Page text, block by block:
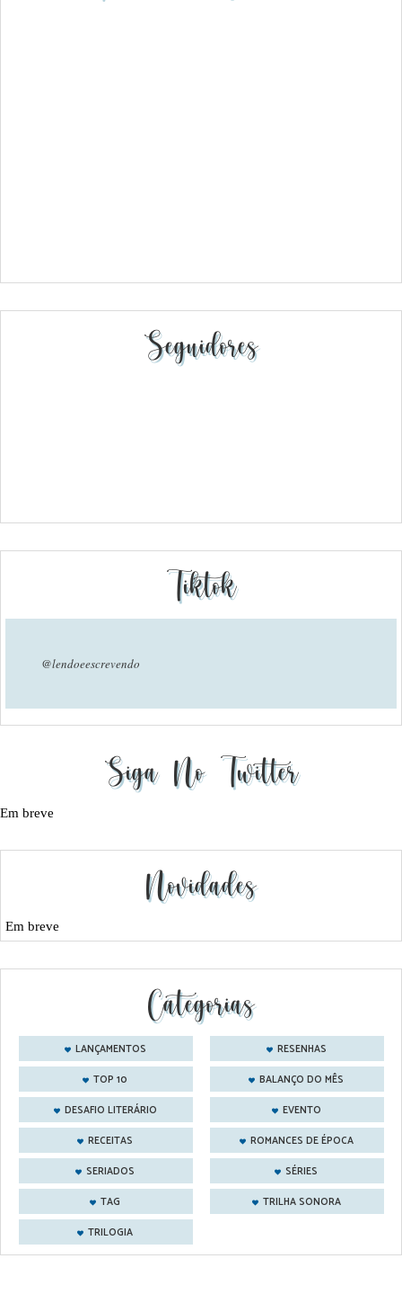
Seguidores
Tiktok
@lendoeescrevendo
Siga No Twitter
Em breve
Novidades
Em breve
Categorias
LANÇAMENTOS
RESENHAS
TOP 10
BALANÇO DO MÊS
DESAFIO LITERÁRIO
EVENTO
RECEITAS
ROMANCES DE ÉPOCA
SERIADOS
SÉRIES
TAG
TRILHA SONORA
TRILOGIA